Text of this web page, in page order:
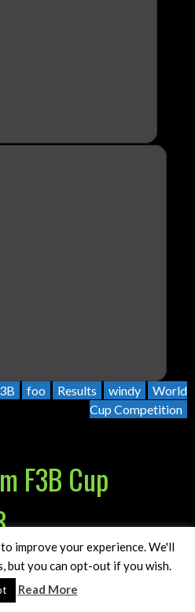
foo Results windy
World
Cup Competition
F3B Cup
improve your experience. We'll
but you can opt-out if you wish.
Read More